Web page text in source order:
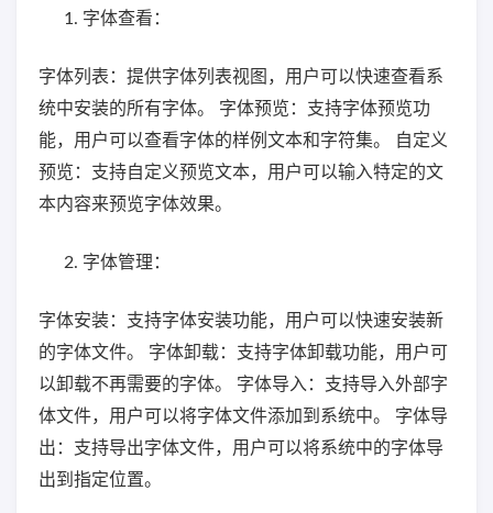
字体查看：
字体列表：提供字体列表视图，用户可以快速查看系
统中安装的所有字体。 字体预览：支持字体预览功
能，用户可以查看字体的样例文本和字符集。 自定义
预览：支持自定义预览文本，用户可以输入特定的文
本内容来预览字体效果。
字体管理：
字体安装：支持字体安装功能，用户可以快速安装新
的字体文件。 字体卸载：支持字体卸载功能，用户可
以卸载不再需要的字体。 字体导入：支持导入外部字
体文件，用户可以将字体文件添加到系统中。 字体导
出：支持导出字体文件，用户可以将系统中的字体导
出到指定位置。